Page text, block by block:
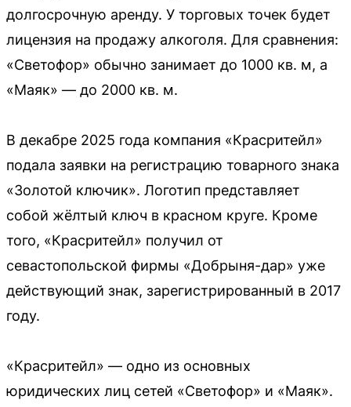
долгосрочную аренду. У торговых точек будет
лицензия на продажу алкоголя. Для сравнения:
«Светофор» обычно занимает до 1000 кв. м, а
«Маяк» — до 2000 кв. м.
В декабре 2025 года компания «Красритейл»
подала заявки на регистрацию товарного знака
«Золотой ключик». Логотип представляет
собой жёлтый ключ в красном круге. Кроме
того, «Красритейл» получил от
севастопольской фирмы «Добрыня-дар» уже
действующий знак, зарегистрированный в 2017
году.
«Красритейл» — одно из основных
юридических лиц сетей «Светофор» и «Маяк».